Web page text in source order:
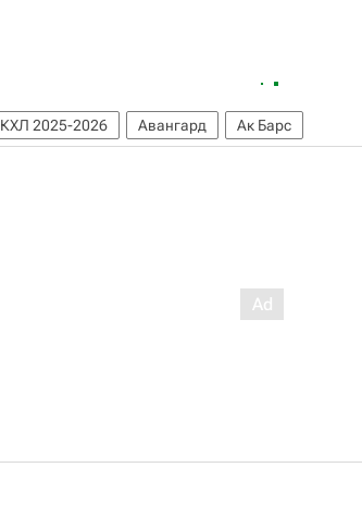
КХЛ 2025-2026 Авангард Ак Барс